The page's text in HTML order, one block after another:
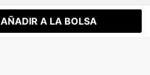
AÑADIR A LA BOLSA